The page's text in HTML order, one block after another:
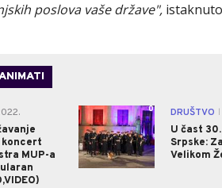
poslova vaše države",
koncert
MUP-a
0 DRUŠTVO
U čast
Srpske:
Velikom